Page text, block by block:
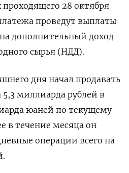
28 октября
проведут выплаты
дополнительный доход
сырья (НДД).
дня начал продавать
миллиарда рублей в
юаней по текущему
в течение месяца он
операции всего на